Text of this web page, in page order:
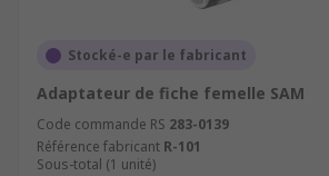
Stocké-e par le fabricant
Adaptateur de fiche femelle SAM
Code commande RS 283-0139
Référence fabricant R-101
Sous-total (1 unité)